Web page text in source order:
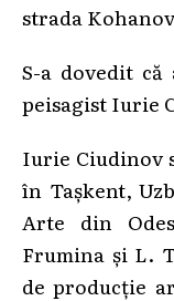
strada
S-a dovedit
peisagist Iurie
Iurie Ciudinov
în Tașkent,
Arte din
Frumina și L.
de producție